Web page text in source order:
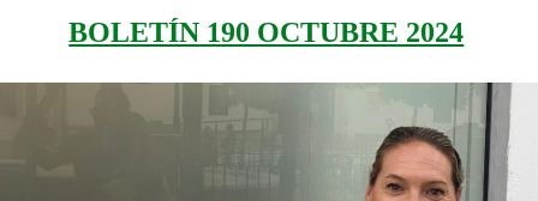
BOLETÍN 190 OCTUBRE 2024